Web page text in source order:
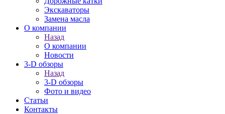
Экскаваторы
Замена масла
О компании
Назад
О компании
Новости
3-D обзоры
Назад
3-D обзоры
Фото и видео
Статьи
Контакты